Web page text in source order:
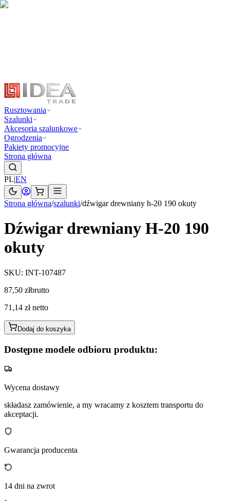
Rusztowania
Szalunki
Akcesoria szalunkowe
Ogrodzenia
Pakiety promocyjne
Strona główna
PL|EN
Strona główna/szalunki/dźwigar drewniany h-20 190 okuty
Dźwigar drewniany H-20 190
okuty
SKU: INT-107487
87,50 złbrutto
71,14 zł netto
Dodaj do koszyka
Dostępne modele odbioru produktu:
Wycena dostawy
składasz zamówienie, a my wracamy z kosztem transportu do
akceptacji.
Gwarancja producenta
14 dni na zwrot